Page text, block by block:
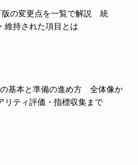
版の変更点を一覧で解説 統
維持された項目とは
基本と準備の進め方 全体像か
リティ評価・指標収集まで